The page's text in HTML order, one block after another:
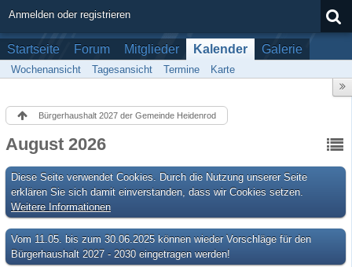
Anmelden oder registrieren
Startseite Forum Mitglieder Kalender Galerie
Wochenansicht Tagesansicht Termine Karte
Bürgerhaushalt 2027 der Gemeinde Heidenrod
August 2026
Diese Seite verwendet Cookies. Durch die Nutzung unserer Seite
erklären Sie sich damit einverstanden, dass wir Cookies setzen.
Weitere Informationen
Vom 11.05. bis zum 30.06.2025 können wieder Vorschläge für den
Bürgerhaushalt 2027 - 2030 eingetragen werden!